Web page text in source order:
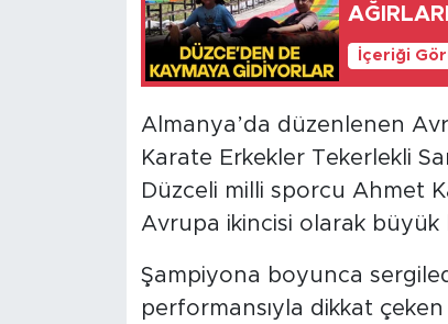
İçeriği
Almanya’da düzenlenen
Karate Erkekler Tekerlekli
Düzceli milli sporcu Ahmet
Avrupa ikincisi olarak büyük
Şampiyona boyunca
performansıyla dikkat